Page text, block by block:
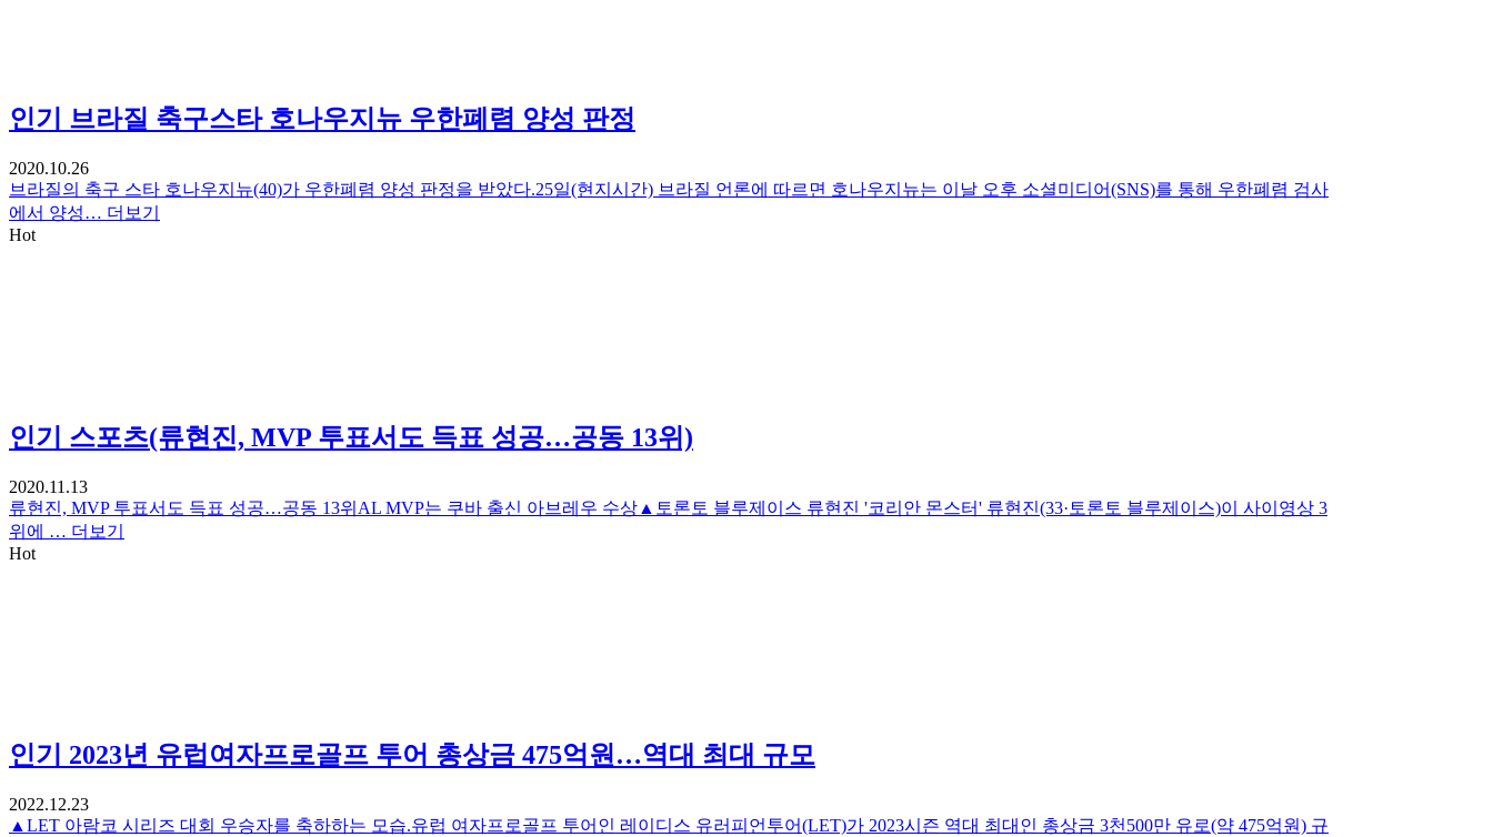
인기 브라질 축구스타 호나우지뉴 우한폐렴 양성 판정
2020.10.26
브라질의 축구 스타 호나우지뉴(40)가 우한폐렴 양성 판정을 받았다.25일(현지시간) 브라질 언론에 따르면 호나우지뉴는 이날 오후 소셜미디어(SNS)를 통해 우한폐렴 검사
에서 양성… 더보기
Hot
인기 스포츠(류현진, MVP 투표서도 득표 성공…공동 13위)
2020.11.13
류현진, MVP 투표서도 득표 성공…공동 13위AL MVP는 쿠바 출신 아브레우 수상▲토론토 블루제이스 류현진 '코리안 몬스터' 류현진(33·토론토 블루제이스)이 사이영상 3
위에 … 더보기
Hot
인기 2023년 유럽여자프로골프 투어 총상금 475억원…역대 최대 규모
2022.12.23
▲LET 아람코 시리즈 대회 우승자를 축하하는 모습.유럽 여자프로골프 투어인 레이디스 유러피언투어(LET)가 2023시즌 역대 최대인 총상금 3천500만 유로(약 475억원) 규